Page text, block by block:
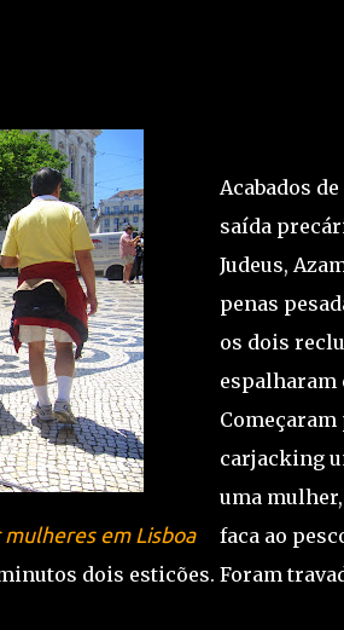
mulheres em Lisboa
Acabados
saída
Judeus,
penas
os dois
espalharam
carjacking
uma
faca ao
dois esticões. Foram